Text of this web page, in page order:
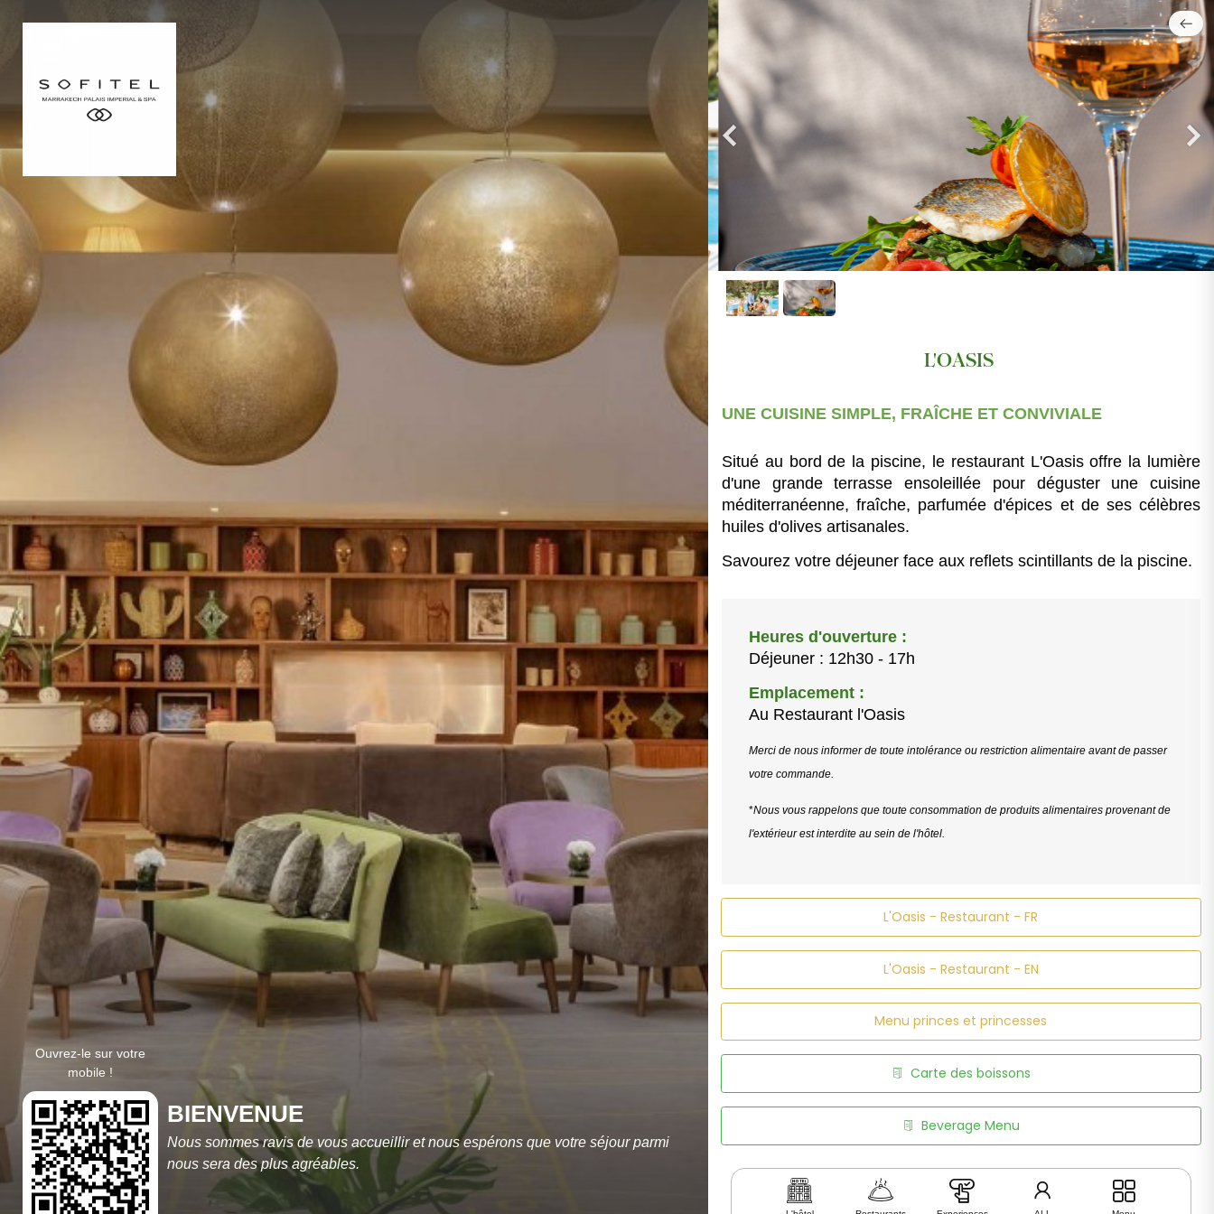
Ouvrez-le sur votre
mobile !
BIENVENUE
Nous sommes ravis de vous accueillir et nous espérons que votre séjour parmi
nous sera des plus agréables.
L'OA SIS
UNE CUISINE SIMPLE, FRAÎCHE ET CONVIVIALE
Situé au bord de la piscine, le restaurant L'Oasis offre la lumière
d'une grande terrasse ensoleillée pour déguster une cuisine
méditerranéenne, fraîche, parfumée d'épices et de ses célèbres
huiles d'olives artisanales.
Savourez votre déjeuner face aux reflets scintillants de la piscine.
Heures d'ouverture :
Déjeuner : 12h30 - 17h
Emplacement :
Au Restaurant l'Oasis
Merci de nous informer de toute intolérance ou restriction alimentaire avant de passer
votre commande.
*Nous vous rappelons que toute consommation de produits alimentaires provenant de
l'extérieur est interdite au sein de l'hôtel.
L'Oasis - Restaurant - FR
L'Oasis - Restaurant - EN
Menu princes et princesses
Carte des boissons
Beverage Menu